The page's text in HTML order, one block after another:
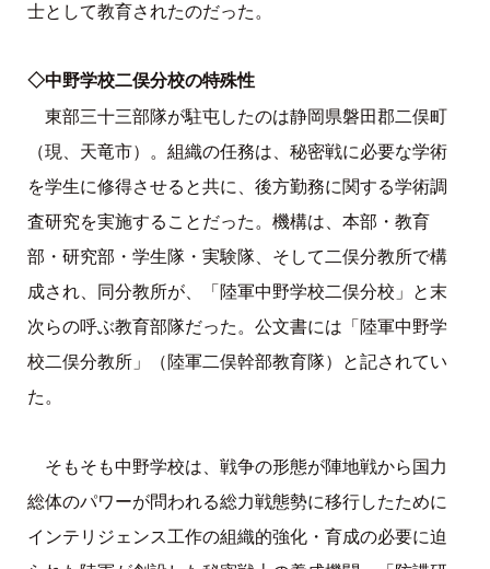
士として教育されたのだった。
◇中野学校二俣分校の特殊性
東部三十三部隊が駐屯したのは静岡県磐田郡二俣町
（現、天竜市）。組織の任務は、秘密戦に必要な学術
を学生に修得させると共に、後方勤務に関する学術調
査研究を実施することだった。機構は、本部・教育
部・研究部・学生隊・実験隊、そして二俣分教所で構
成され、同分教所が、「陸軍中野学校二俣分校」と末
次らの呼ぶ教育部隊だった。公文書には「陸軍中野学
校二俣分教所」（陸軍二俣幹部教育隊）と記されてい
た。
そもそも中野学校は、戦争の形態が陣地戦から国力
総体のパワーが問われる総力戦態勢に移行したために
インテリジェンス工作の組織的強化・育成の必要に迫